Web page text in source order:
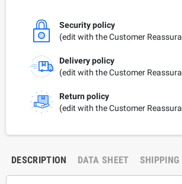
Security policy
(edit with the Customer
Delivery policy
(edit with the Customer
Return policy
(edit with the Customer
DESCRIPTION DATA SHEET SHIPPING